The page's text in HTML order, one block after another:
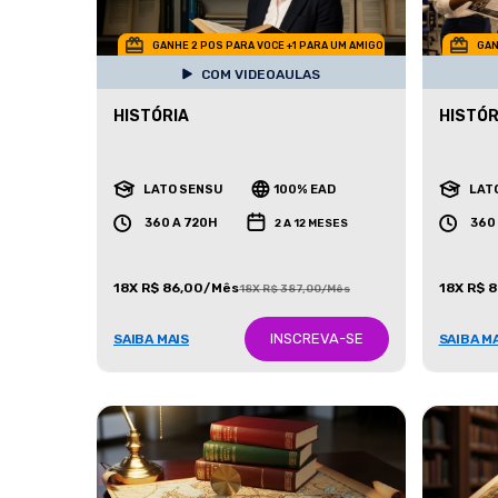
GANHE 2 POS PARA VOCE +1 PARA UM AMIGO
COM VIDEOAULAS
HISTÓRIA
LATO SENSU 100% EAD
360 A 720H 2 A 12 MESES
18X R$ 86,00/Mês18X R$ 387,00/Mês
SAIBA MAIS INSCREVA-SE
360
18X R$
SAIBA